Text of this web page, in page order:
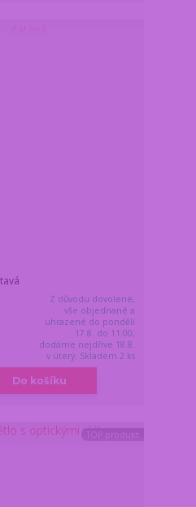
Z důvodu dovolené,
vše objednané a
uhrazené do pondělí
17.8. do 11:00,
dodáme nejdříve 18.8.
v úterý. Skladem 2 ks
Do košíku
TOP produkt